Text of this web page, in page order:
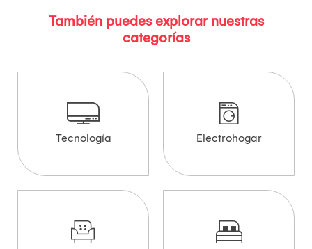
También puedes explorar nuestras
categorías
Tecnología Electrohogar